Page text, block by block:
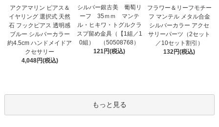
アクアマリン ピアス＆
イヤリング 選択式 天然
石 フックピアス 透明感
ブルー シルバーカラー
約4.5cm ハンドメイドア
クセサリー
4,048円(税込)
シルバー銀古美 葡萄リ
ーフ 35ｍｍ マンテ
ル・ヒキワ・トグルクラ
スプ留め金具（【1組／1
0組） （50508768）
121円(税込)
フラワー＆リーフモチー
フ マンテル メタル合金
シルバーカラー アクセ
サリーパーツ（2セット
／10セット割引）
132円(税込)
もっと見る